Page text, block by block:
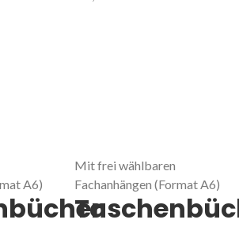
A6)
Mit frei wählbaren
Fachanhängen (Format A6)